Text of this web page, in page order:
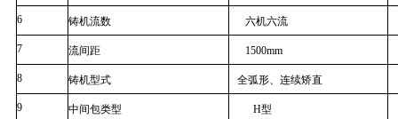
6 铸机流数 六机六流
7 流间距 1500mm
8 铸机型式 全弧形、连续矫直
9 中间包类型 H型